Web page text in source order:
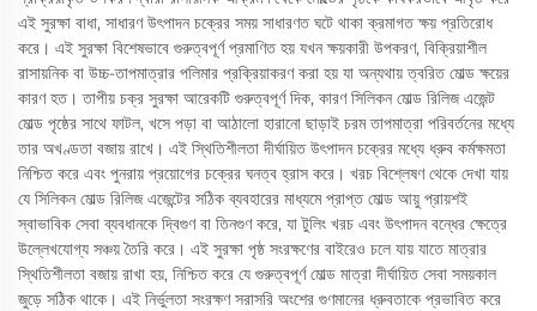
এই সুরক্ষা বাধা, সাধারণ উৎপাদন চক্রের সময় সাধারণত ঘটে থাকা ক্রমাগত ক্ষয় প্রতিরোধ
করে। এই সুরক্ষা বিশেষভাবে গুরুত্বপূর্ণ প্রমাণিত হয় যখন ক্ষয়কারী উপকরণ, বিক্রিয়াশীল
রাসায়নিক বা উচ্চ-তাপমাত্রার পলিমার প্রক্রিয়াকরণ করা হয় যা অন্যথায় ত্বরিত মোল্ড ক্ষয়ের
কারণ হত। তাপীয় চক্র সুরক্ষা আরেকটি গুরুত্বপূর্ণ দিক, কারণ সিলিকন মোল্ড রিলিজ এজেন্ট
মোল্ড পৃষ্ঠের সাথে ফাটল, খসে পড়া বা আঠালো হারানো ছাড়াই চরম তাপমাত্রা পরিবর্তনের মধ্যে
তার অখণ্ডতা বজায় রাখে। এই স্থিতিশীলতা দীর্ঘায়িত উৎপাদন চক্রের মধ্যে ধ্রুব কর্মক্ষমতা
নিশ্চিত করে এবং পুনরায় প্রয়োগের চক্রের ঘনত্ব হ্রাস করে। খরচ বিশ্লেষণ থেকে দেখা যায়
যে সিলিকন মোল্ড রিলিজ এজেন্টের সঠিক ব্যবহারের মাধ্যমে প্রাপ্ত মোল্ড আয়ু প্রায়শই
স্বাভাবিক সেবা ব্যবধানকে দ্বিগুণ বা তিনগুণ করে, যা টুলিং খরচ এবং উৎপাদন বন্ধের ক্ষেত্রে
উল্লেখযোগ্য সঞ্চয় তৈরি করে। এই সুরক্ষা পৃষ্ঠ সংরক্ষণের বাইরেও চলে যায় যাতে মাত্রার
স্থিতিশীলতা বজায় রাখা হয়, নিশ্চিত করে যে গুরুত্বপূর্ণ মোল্ড মাত্রা দীর্ঘায়িত সেবা সময়কাল
জুড়ে সঠিক থাকে। এই নির্ভুলতা সংরক্ষণ সরাসরি অংশের গুণমানের ধ্রুবতাকে প্রভাবিত করে